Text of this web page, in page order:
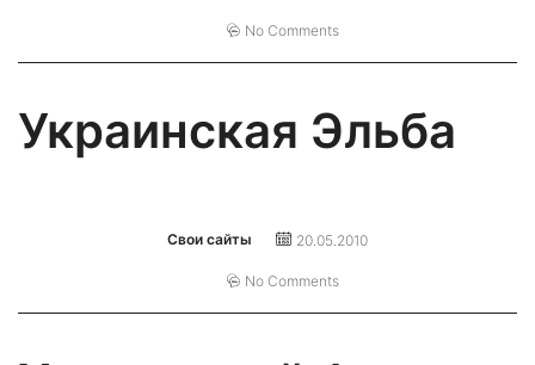
No Comments
Украинская Эльба
Свои сайты 20.05.2010
No Comments